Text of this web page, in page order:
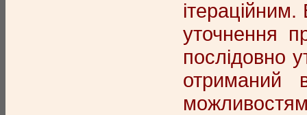
ітераційним.
уточнення
послідовно
отриманий